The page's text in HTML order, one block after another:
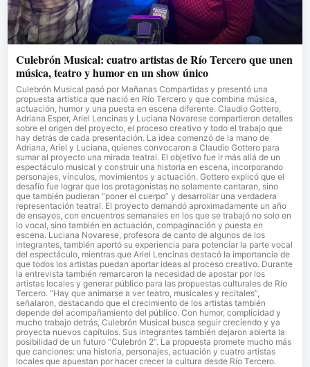
Culebrón Musical: cuatro artistas de Río Tercero que unen
música, teatro y humor en un show único
Culebrón Musical pasó por Mañanas Compartidas y presentó una
propuesta artística que nació en Río Tercero y que combina música,
actuación, humor y una puesta en escena diferente. Claudio Gottero,
Adriana Esper, Ariel Lencinas y Luciana Novarese compartieron detalles
sobre el origen del proyecto, el proceso creativo y todo el trabajo que
hay detrás de cada presentación. La idea comenzó de la mano de
Adriana, Ariel y Luciana, quienes convocaron a Claudio Gottero para
sumar al proyecto una mirada teatral. El objetivo fue ir más allá de un
espectáculo musical y construir una historia en escena, incorporando
personajes, vínculos, movimientos y actuación. Gottero explicó que el
desafío fue lograr que los protagonistas no solamente cantaran, sino
que también pudieran “poner el cuerpo” y desarrollar una verdadera
representación teatral. El proyecto demandó aproximadamente un año
de ensayos, con encuentros semanales en los que se trabajó no solo en
lo vocal, sino también en actuación, compaginación y puesta en
escena. Luciana Novarese, profesora de canto de algunos de los
integrantes, también aportó su experiencia para potenciar la parte vocal
del espectáculo, mientras que Ariel Lencinas destacó la importancia de
que todos los artistas puedan aportar ideas al proceso creativo. Durante
la entrevista también remarcaron la necesidad de apostar por los
artistas locales y generar público para las propuestas culturales de Río
Tercero. “Hay que animarse a ver teatro, musicales y recitales”,
señalaron, destacando que el crecimiento de los artistas también
depende del acompañamiento del público. Con humor, complicidad y
mucho trabajo detrás, Culebrón Musical busca seguir creciendo y ya
proyecta nuevos capítulos. Sus integrantes también dejaron abierta la
posibilidad de un futuro “Culebrón 2”. La propuesta promete mucho más
que canciones: una historia, personajes, actuación y cuatro artistas
locales que apuestan por hacer crecer la cultura desde Río Tercero.